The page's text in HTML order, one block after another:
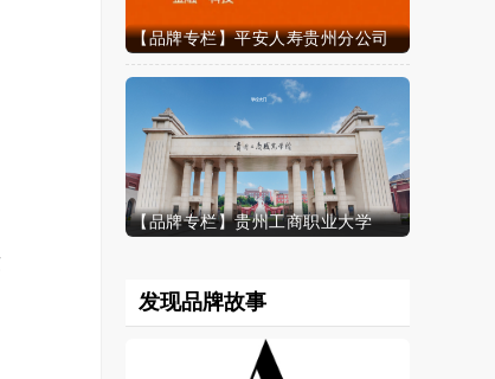
【品牌专栏】平安人寿贵州分公司
【品牌专栏】贵州工商职业大学
发现品牌故事